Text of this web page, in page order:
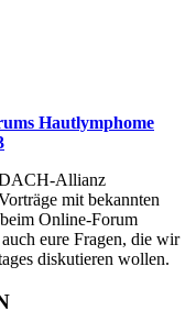
Hautlymphome
DACH-Allianz
mit bekannten
Online-Forum
eure Fragen, die wir
diskutieren wollen.